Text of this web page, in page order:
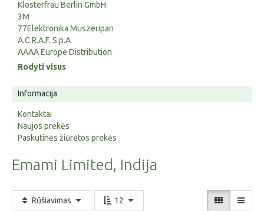
Klosterfrau Berlin GmbH
3M
77Elektronika Muszeripari
A.C.R.A.F. S.p.A
AAAA Europe Distribution
Rodyti visus
Informacija
Kontaktai
Naujos prekės
Paskutinės žiūrėtos prekės
Emami Limited, Indija
Rūšiavimas 12